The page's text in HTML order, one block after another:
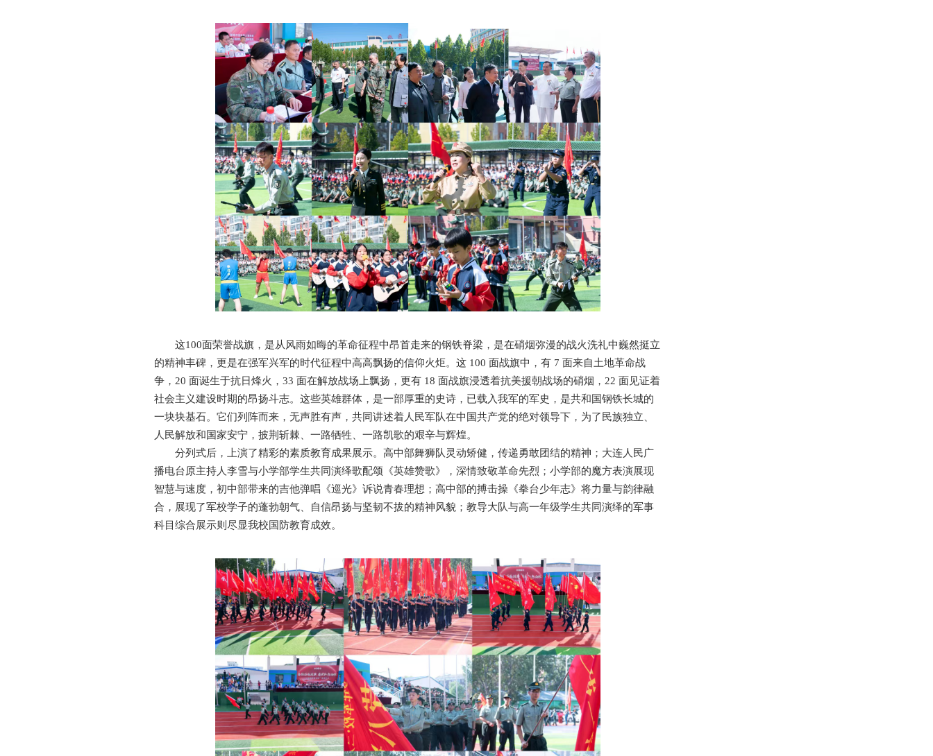
这100面荣誉战旗，是从风雨如晦的革命征程中昂首走来的钢铁脊梁，是在硝烟弥漫的战火洗礼中巍然挺立
的精神丰碑，更是在强军兴军的时代征程中高高飘扬的信仰火炬。这 100 面战旗中，有 7 面来自土地革命战
争，20 面诞生于抗日烽火，33 面在解放战场 上飘扬，更有 18 面战旗浸透着抗美援朝战场的硝烟，22 面见证着
社会主义建设时期的昂扬斗志。这些英雄群体，是一部厚重的史诗，已载入我军的军史，是共和国钢铁长城的
一块块基石。它们列阵而来，无声胜有声，共同讲述着人民军队在中国共产党的绝对领导下，为了民族独立、
人民解放和国家安宁，披荆斩棘、一路牺牲、一路凯歌的艰辛与辉煌。
分列式后，上演了精彩的素质教育成果展示。高中部舞狮队灵动矫健，传递勇敢团结的精神；大连人民广
播电台原主持人李雪与小学部学生共同演绎歌配颂《英雄赞歌》，深情致敬革命先烈；小学部的魔方表演展现
智慧与速度，初中部带来的吉他弹唱《巡光》诉说青春理想；高中部的搏击操《拳台少年志》将力量与韵律融
合，展现了军校学子的蓬勃朝气、自信昂扬与坚韧不拔的精神风貌；教导大队与高一年级学生共同演绎的军事
科目综合展示则尽显我校国防教育成效。